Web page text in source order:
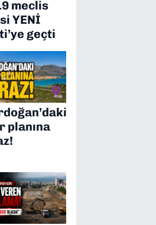
meclis
YENİ
geçti
planına